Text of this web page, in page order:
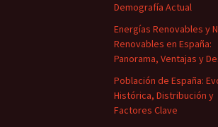
Demografía Actual
Energías Renovables y
Renovables en España:
Panorama, Ventajas y
Población de España:
Histórica, Distribución y
Factores Clave